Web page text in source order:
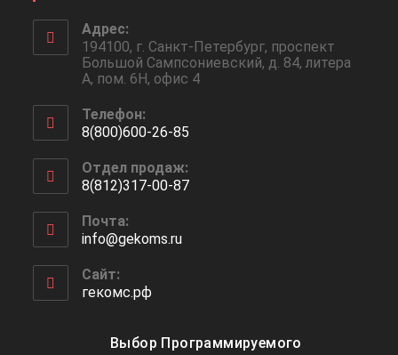
Адрес:
194100, г. Санкт-Петербург, проспект
Большой Сампсониевский, д. 84, литера
А, пом. 6Н, офис 4
Телефон:
8(800)600-26-85
в
вашем
приложении
Отдел продаж:
8(812)317-00-87
в
вашем
приложении
Почта:
info@gekoms.ruОткроется
Сайт:
гекомс.рф
Выбор Программируемого